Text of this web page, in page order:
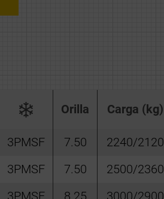
Orilla Carga (kg)
3PMSF 7.50 2240/2120
3PMSF 7.50 2500/2360
3PMSF 8.25 3000/2900